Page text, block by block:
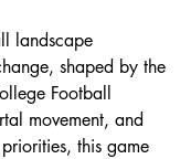
landscape
shaped by the
Football
movement, and
this game